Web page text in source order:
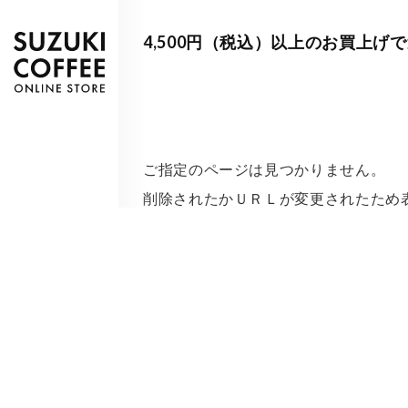
4,500円（税込）以上のお買上げ
ご指定のページは見つかりません。
削除されたかＵＲＬが変更されたため